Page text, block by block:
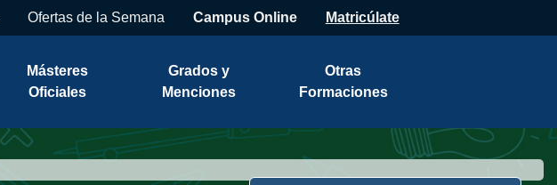
Ofertas de la Semana Campus Online Matricúlate
Másteres
Oficiales
Grados y
Menciones
Otras
Formaciones